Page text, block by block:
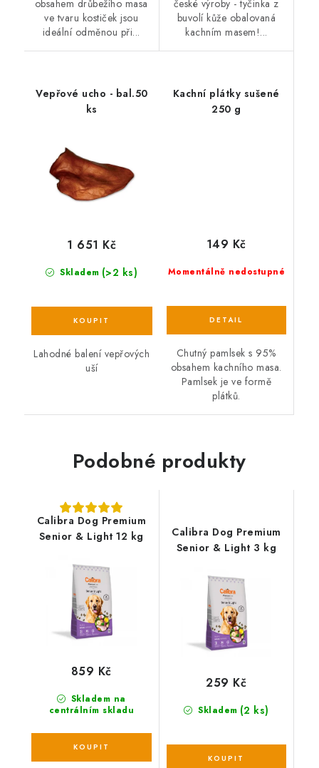
obsahem drůbežího masa
ve tvaru kostiček jsou
ideální odměnou při...
české výroby - tyčinka z
buvolí kůže obalovaná
kachním masem!...
Vepřové ucho - bal.50
ks
Skladem (>2 ks)
1 651 Kč
Lahodné balení vepřových
uší
Kachní plátky sušené
250 g
Momentálně nedostupné
149 Kč
Chutný pamlsek s 95%
obsahem kachního masa.
Pamlsek je ve formě
plátků.
Podobné produkty
Calibra Dog Premium
Senior & Light 12 kg
Skladem na
centrálním skladu
859 Kč
Calibra Dog Premium
Senior & Light 3 kg
Skladem (2 ks)
259 Kč